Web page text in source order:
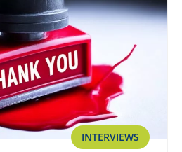
INTERVIEWS